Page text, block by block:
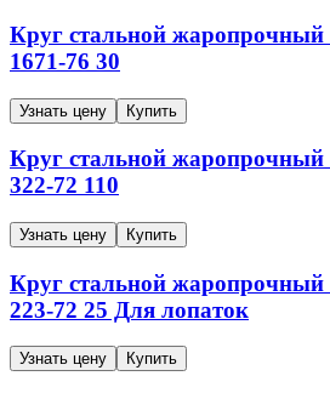
Круг стальной жаропрочный
1671-76 30
Узнать цену Купить
Круг стальной жаропрочный
322-72 110
Узнать цену Купить
Круг стальной жаропрочный
223-72 25 Для лопаток
Узнать цену Купить